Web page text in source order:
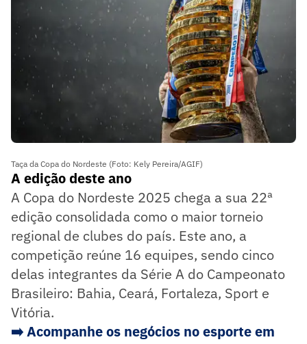
Taça da Copa do Nordeste (Foto: Kely Pereira/AGIF)
A edição deste ano
A Copa do Nordeste 2025 chega a sua 22ª
edição consolidada como o maior torneio
regional de clubes do país. Este ano, a
competição reúne 16 equipes, sendo cinco
delas integrantes da Série A do Campeonato
Brasileiro: Bahia, Ceará, Fortaleza, Sport e
Vitória.
➡️ Acompanhe os negócios no esporte em